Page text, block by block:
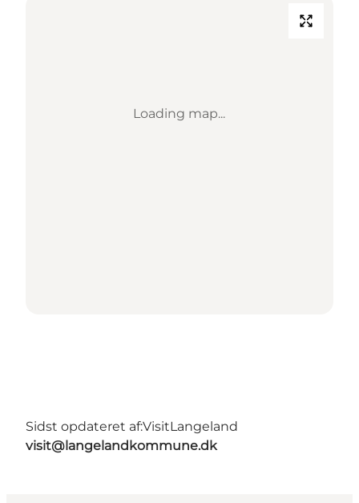
Loading map...
Sidst opdateret af:VisitLangeland
visit@langelandkommune.dk